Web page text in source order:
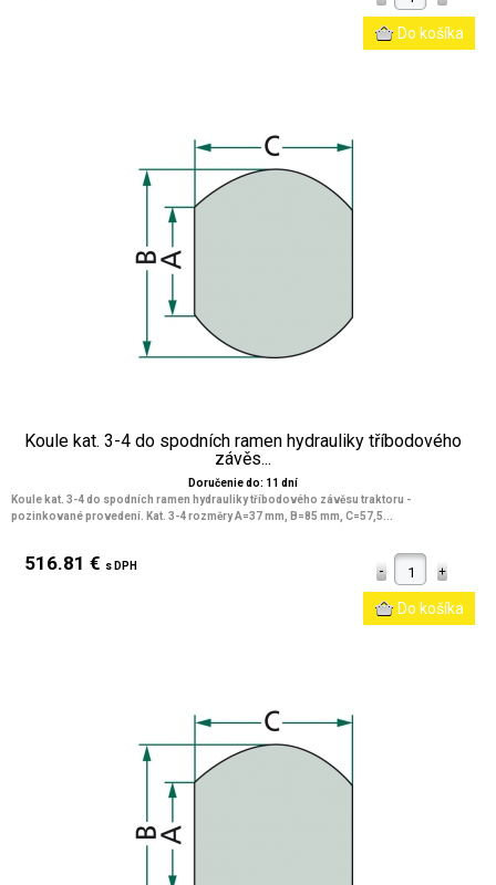
Koule kat. 3-4 do spodních ramen hydrauliky tříbodového
závěs...
Doručenie do: 11 dní
Koule kat. 3-4 do spodních ramen hydrauliky tříbodového závěsu traktoru -
pozinkované provedení. Kat. 3-4 rozměry A=37 mm, B=85 mm, C=57,5...
516.81 € s DPH